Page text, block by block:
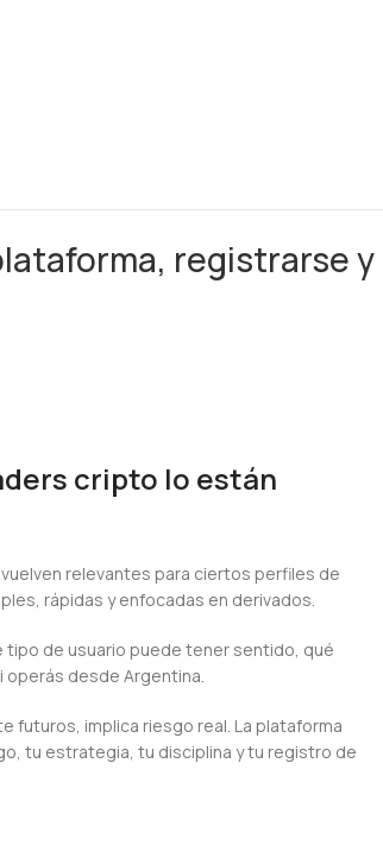
registrarse y
cripto lo están
relevantes para ciertos perfiles de
rápidas y enfocadas en derivados.
tipo de usuario puede tener sentido, qué
desde Argentina.
futuros, implica riesgo real. La plataforma
tu estrategia, tu disciplina y tu registro de